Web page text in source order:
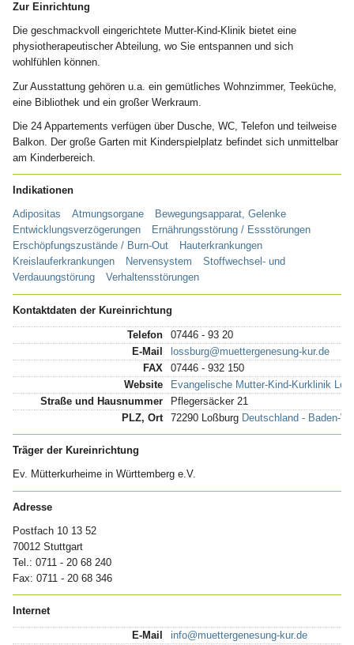
Zur Einrichtung
Die geschmackvoll eingerichtete Mutter-Kind-Klinik bietet eine
physiotherapeutischer Abteilung, wo Sie entspannen und sich
wohlfühlen können.
Zur Ausstattung gehören u.a. ein gemütliches Wohnzimmer, Teeküche,
eine Bibliothek und ein großer Werkraum.
Die 24 Appartements verfügen über Dusche, WC, Telefon und teilweise
Balkon. Der große Garten mit Kinderspielplatz befindet sich unmittelbar
am Kinderbereich.
Indikationen
Adipositas Atmungsorgane
Bewegungsapparat, Gelenke
Entwicklungsverzögerungen
Ernährungsstörung / Essstörungen
Erschöpfungszustände / Burn-Out
Hauterkrankungen
Kreislauferkrankungen
Nervensystem
Stoffwechsel- und
Verdauungstörung
Verhaltensstörungen
Kontaktdaten der Kureinrichtung
Telefon
07446 - 93 20
E-Mail
lossburg@muettergenesung-kur.de
FAX
07446 - 932 150
Website
Evangelische Mutter-Kind-Kurklinik
Straße und Hausnummer
Pflegersäcker 21
PLZ, Ort
72290 Loßburg Deutschland - Baden-
Träger der Kureinrichtung
Ev. Mütterkurheime in Württemberg e.V.
Adresse
Postfach 10 13 52
70012 Stuttgart
Tel.: 0711 - 20 68 240
Fax: 0711 - 20 68 346
Internet
E-Mail
info@muettergenesung-kur.de